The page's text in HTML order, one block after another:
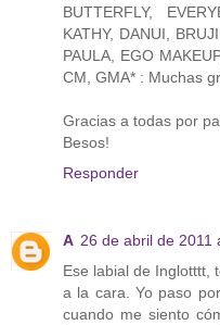
BUTTERFLY,
KATHY, DANUI,
PAULA, EGO
CM, GMA* : Muchas
Gracias a todas por
Besos!
Responder
A 26 de abril de 2011
Ese labial de Inglotttt,
a la cara. Yo paso
cuando me siento